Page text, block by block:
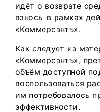
идёт о возврате
взносы в рамках
«Коммерсантъ».
Как следует из
«Коммерсантъ»,
объём доступной
воспользоваться
им потребовалось
эффективности.